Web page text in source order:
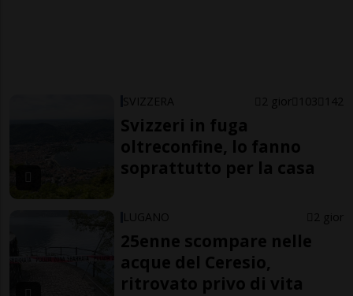
SVIZZERA 2 gior 103 142
Svizzeri in fuga
oltreconfine, lo fanno
soprattutto per la casa
LUGANO 2 gior
25enne scompare nelle
acque del Ceresio,
ritrovato privo di vita